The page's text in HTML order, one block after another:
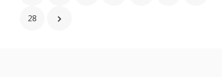
28